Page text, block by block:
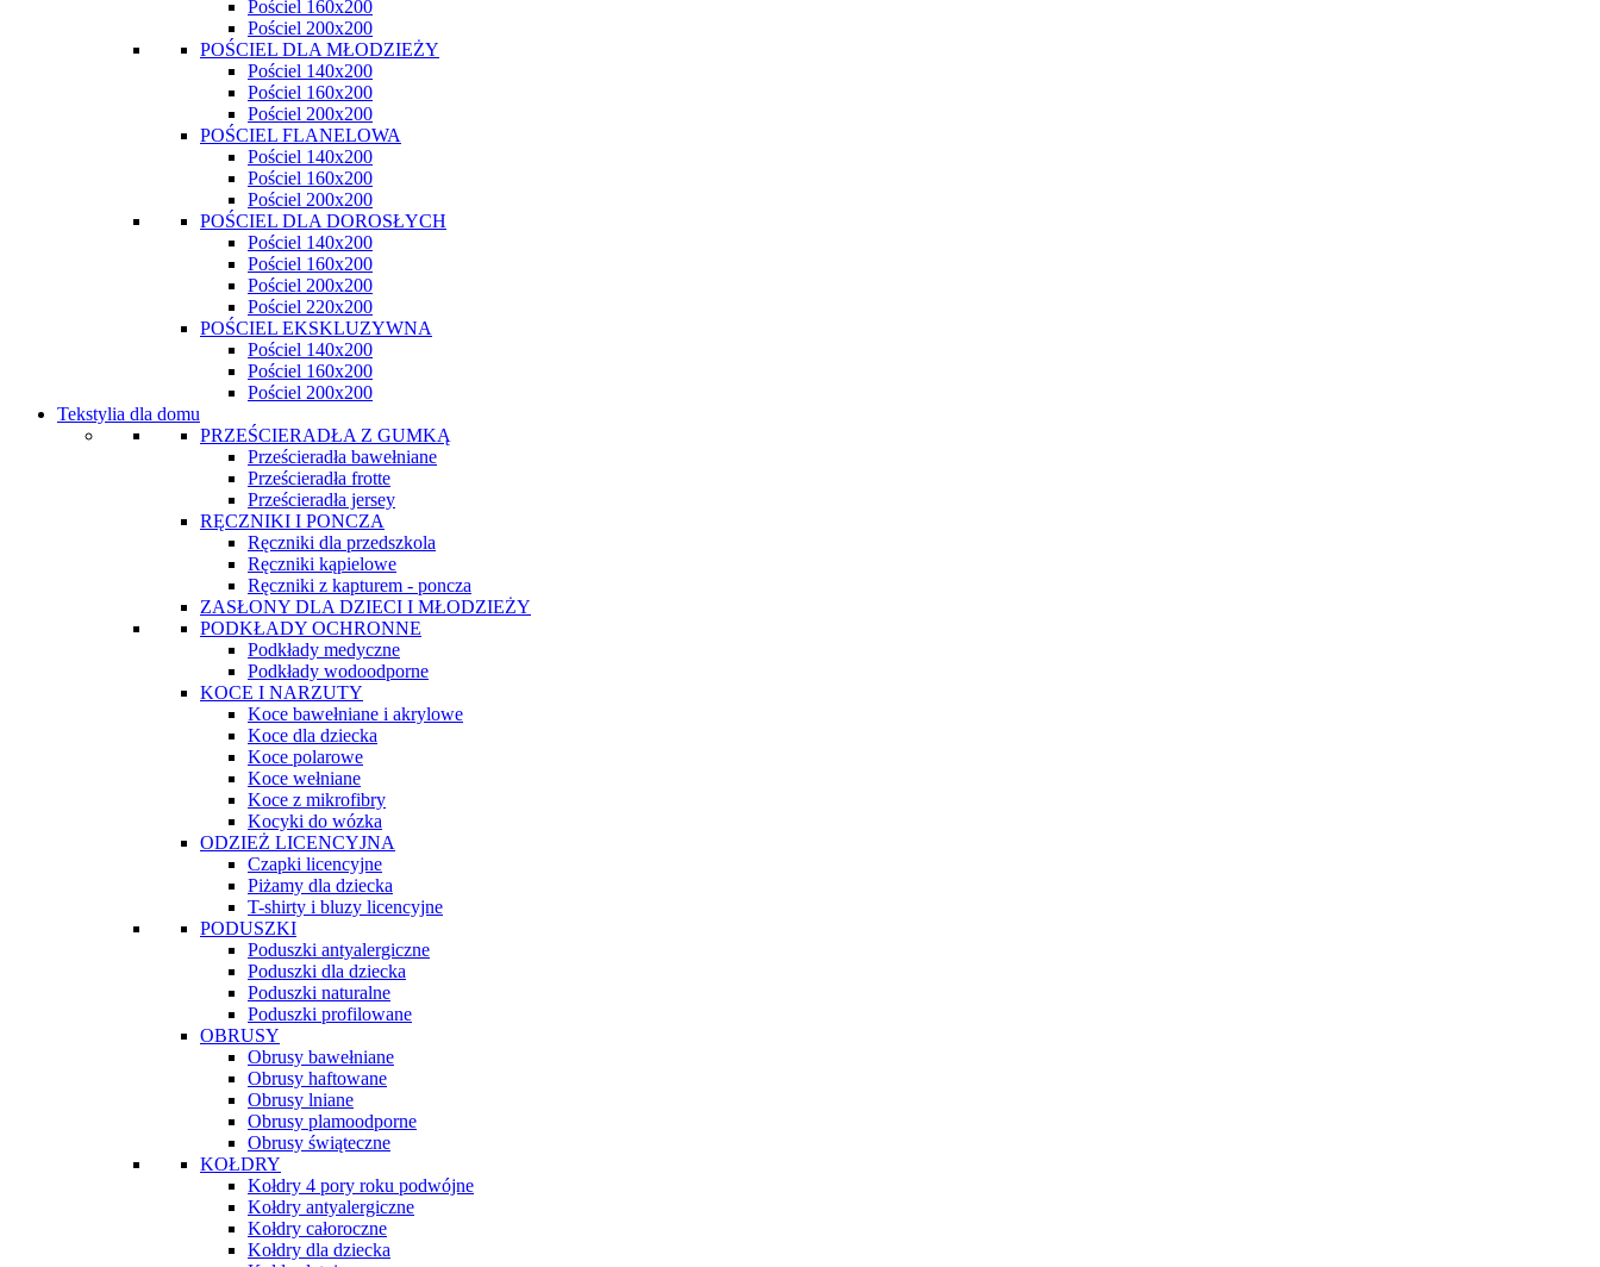
Pościel 160x200
Pościel 200x200
POŚCIEL DLA MŁODZIEŻY
Pościel 140x200
Pościel 160x200
Pościel 200x200
POŚCIEL FLANELOWA
Pościel 140x200
Pościel 160x200
Pościel 200x200
POŚCIEL DLA DOROSŁYCH
Pościel 140x200
Pościel 160x200
Pościel 200x200
Pościel 220x200
POŚCIEL EKSKLUZYWNA
Pościel 140x200
Pościel 160x200
Pościel 200x200
Tekstylia dla domu
PRZEŚCIERADŁA Z GUMKĄ
Prześcieradła bawełniane
Prześcieradła frotte
Prześcieradła jersey
RĘCZNIKI I PONCZA
Ręczniki dla przedszkola
Ręczniki kąpielowe
Ręczniki z kapturem - poncza
ZASŁONY DLA DZIECI I MŁODZIEŻY
PODKŁADY OCHRONNE
Podkłady medyczne
Podkłady wodoodporne
KOCE I NARZUTY
Koce bawełniane i akrylowe
Koce dla dziecka
Koce polarowe
Koce wełniane
Koce z mikrofibry
Kocyki do wózka
ODZIEŻ LICENCYJNA
Czapki licencyjne
Piżamy dla dziecka
T-shirty i bluzy licencyjne
PODUSZKI
Poduszki antyalergiczne
Poduszki dla dziecka
Poduszki naturalne
Poduszki profilowane
OBRUSY
Obrusy bawełniane
Obrusy haftowane
Obrusy lniane
Obrusy plamoodporne
Obrusy świąteczne
KOŁDRY
Kołdry 4 pory roku podwójne
Kołdry antyalergiczne
Kołdry całoroczne
Kołdry dla dziecka